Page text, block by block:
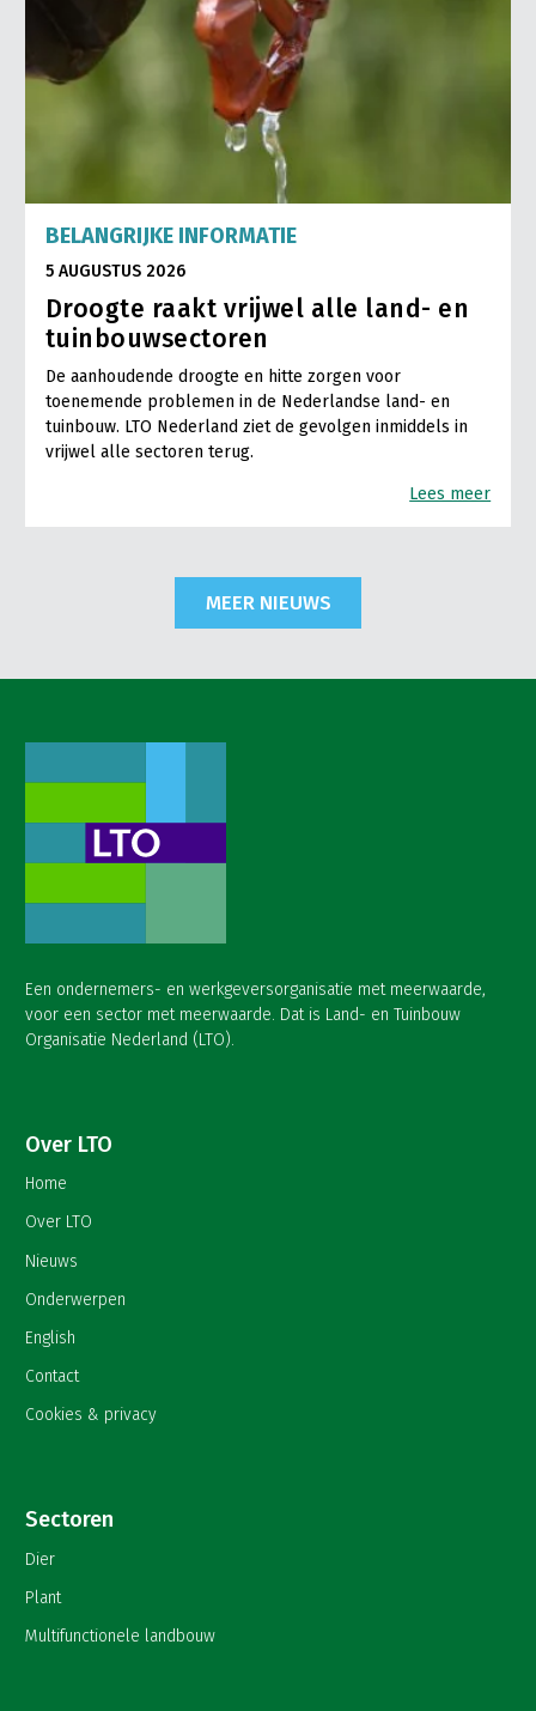
BELANGRIJKE INFORMATIE
5 AUGUSTUS 2026
Droogte raakt vrijwel alle land- en
tuinbouwsectoren
De aanhoudende droogte en hitte zorgen voor
toenemende problemen in de Nederlandse land- en
tuinbouw. LTO Nederland ziet de gevolgen inmiddels in
vrijwel alle sectoren terug.
Lees meer
MEER NIEUWS
Een ondernemers- en werkgeversorganisatie met meerwaarde,
voor een sector met meerwaarde. Dat is Land- en Tuinbouw
Organisatie Nederland (LTO).
Over LTO
Home
Over LTO
Nieuws
Onderwerpen
English
Contact
Cookies & privacy
Sectoren
Dier
Plant
Multifunctionele landbouw